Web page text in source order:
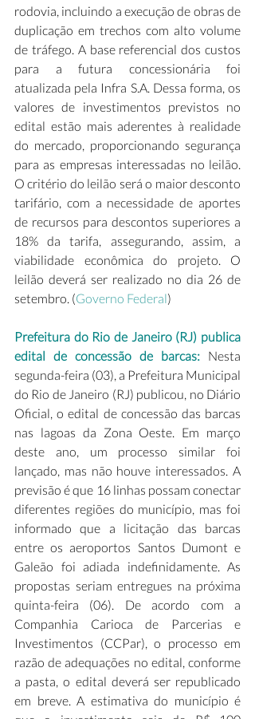
rodovia, incluindo a execução de obras de
duplicação em trechos com alto volume
de tráfego. A base referencial dos custos
para a futura concessionária foi
atualizada pela Infra S.A. Dessa forma, os
valores de investimentos previstos no
edital estão mais aderentes à realidade
do mercado, proporcionando segurança
para as empresas interessadas no leilão.
O critério do leilão será o maior desconto
tarifário, com a necessidade de aportes
de recursos para descontos superiores a
18% da tarifa, assegurando, assim, a
viabilidade econômica do projeto. O
leilão deverá ser realizado no dia 26 de
setembro. (Governo Federal)
Prefeitura do Rio de Janeiro (RJ) publica
edital de concessão de barcas: Nesta
segunda-feira (03), a Prefeitura Municipal
do Rio de Janeiro (RJ) publicou, no Diário
Oficial, o edital de concessão das barcas
nas lagoas da Zona Oeste. Em março
deste ano, um processo similar foi
lançado, mas não houve interessados. A
previsão é que 16 linhas possam conectar
diferentes regiões do município, mas foi
informado que a licitação das barcas
entre os aeroportos Santos Dumont e
Galeão foi adiada indefinidamente. As
propostas seriam entregues na próxima
quinta-feira (06). De acordo com a
Companhia Carioca de Parcerias e
Investimentos (CCPar), o processo em
razão de adequações no edital, conforme
a pasta, o edital deverá ser republicado
em breve. A estimativa do município é